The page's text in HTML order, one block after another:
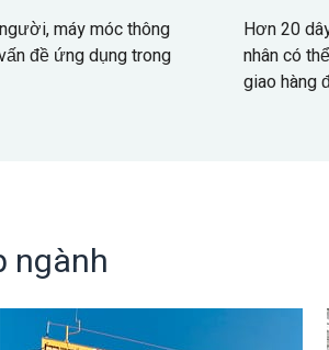
máy móc thông
đề ứng dụng trong
Hơn 20
nhân có
giao hàng
ngành